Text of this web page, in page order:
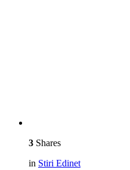
3 Shares
in Stiri Edinet